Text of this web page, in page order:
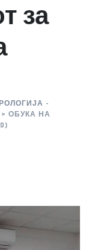
за
-
> ОБУКА НА